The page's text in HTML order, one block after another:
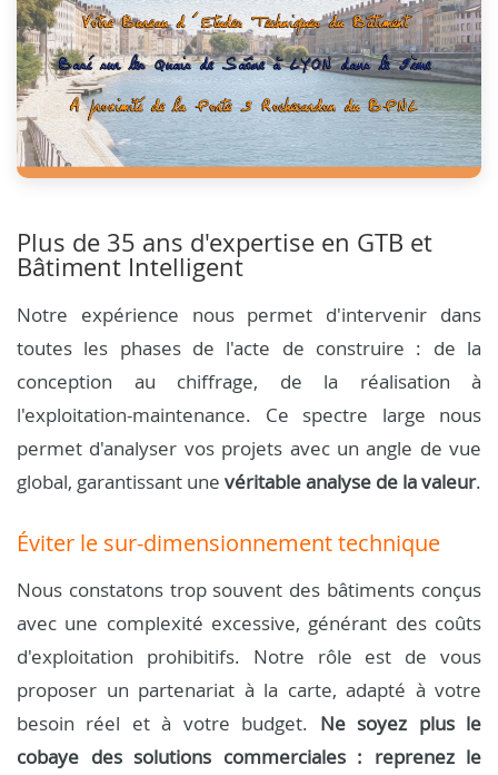
Plus de 35 ans d'expertise en GTB et
Bâtiment Intelligent
Notre expérience nous permet d'intervenir dans
toutes les phases de l'acte de construire : de la
conception au chiffrage, de la réalisation à
l'exploitation-maintenance. Ce spectre large nous
permet d'analyser vos projets avec un angle de vue
global, garantissant une véritable analyse de la valeur.
Éviter le sur-dimensionnement technique
Nous constatons trop souvent des bâtiments conçus
avec une complexité excessive, générant des coûts
d'exploitation prohibitifs. Notre rôle est de vous
proposer un partenariat à la carte, adapté à votre
besoin réel et à votre budget. Ne soyez plus le
cobaye des solutions commerciales : reprenez le